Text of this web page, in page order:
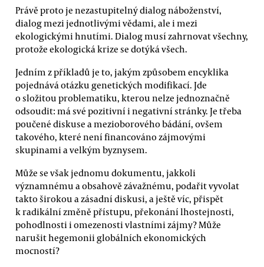
Právě proto je nezastupitelný dialog náboženství,
dialog mezi jednotlivými vědami, ale i mezi
ekologickými hnutími. Dialog musí zahrnovat všechny,
protože ekologická krize se dotýká všech.
Jedním z příkladů je to, jakým způsobem encyklika
pojednává otázku genetických modifikací. Jde
o složitou problematiku, kterou nelze jednoznačně
odsoudit: má své pozitivní i negativní stránky. Je třeba
poučené diskuse a mezioborového bádání, ovšem
takového, které není financováno zájmovými
skupinami a velkým byznysem.
Může se však jednomu dokumentu, jakkoli
významnému a obsahově závažnému, podařit vyvolat
takto širokou a zásadní diskusi, a ještě víc, přispět
k radikální změně přístupu, překonání lhostejnosti,
pohodlnosti i omezenosti vlastními zájmy? Může
narušit hegemonii globálních ekonomických
mocností?